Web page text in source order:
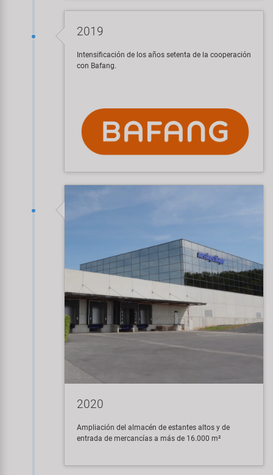
2019
Intensificación de los años setenta de la cooperación
con Bafang.
2020
Ampliación del almacén de estantes altos y de
entrada de mercancías a más de 16.000 m²